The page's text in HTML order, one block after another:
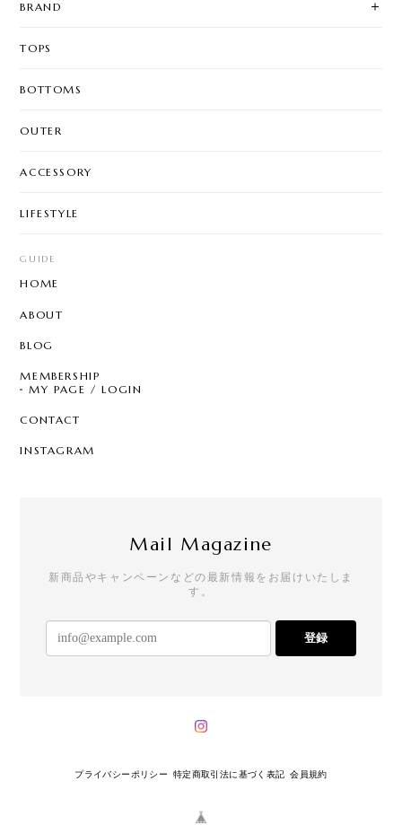
BRAND
TOPS
BOTTOMS
OUTER
ACCESSORY
LIFESTYLE
GUIDE
HOME
ABOUT
BLOG
MEMBERSHIP
MY PAGE / LOGIN
CONTACT
INSTAGRAM
Mail Magazine
新商品やキャンペーンなどの最新情報をお届けいたしま
す。
登録
プライバシーポリシー 特定商取引法に基づく表記 会員規約